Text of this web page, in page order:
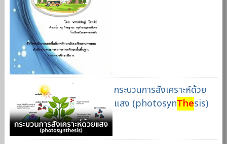
กระบวนการสังเคราะห์ด้วย
แสง (photosynThesis)